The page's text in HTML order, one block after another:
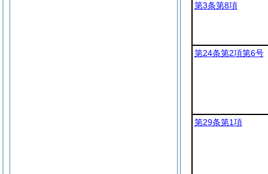
第3条第8項
第24条第2項第6号
第29条第1項